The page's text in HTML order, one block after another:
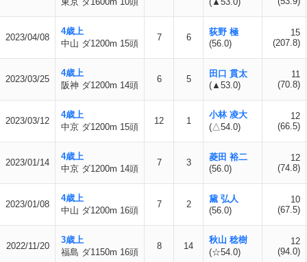
2023/04/08
4歳上
中山 ダ1200m 15頭
7 6
荻野 極
(56.0)
15
(207.8)
2023/03/25
4歳上
阪神 ダ1200m 14頭
6 5
田口 貫太
(▲53.0)
11
(70.8)
2023/03/12
4歳上
中京 ダ1200m 15頭
12 1
小林 凌大
(△54.0)
12
(66.5)
2023/01/14
4歳上
中京 ダ1200m 14頭
7 3
菱田 裕二
(56.0)
12
(74.8)
2023/01/08
4歳上
中山 ダ1200m 16頭
7 2
黛 弘人
(56.0)
10
(67.5)
2022/11/20
3歳上
福島 ダ1150m 16頭
8 14
秋山 稔樹
(☆54.0)
12
(94.0)